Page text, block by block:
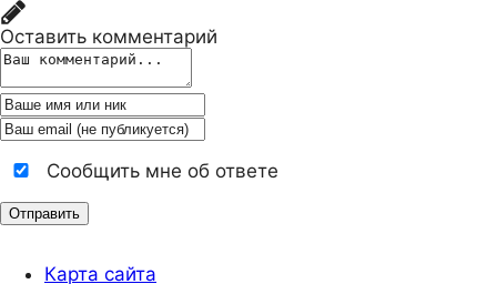
Оставить комментарий
Сообщить мне об ответе
Карта сайта